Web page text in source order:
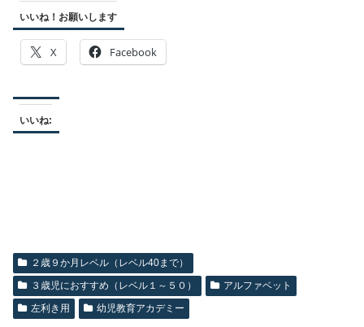
いいね！お願いします
X Facebook
いいね:
２歳９か月レベル（レベル40まで）
３歳児におすすめ（レベル１～５０）
アルファベット
左利き用
幼児教育アカデミー